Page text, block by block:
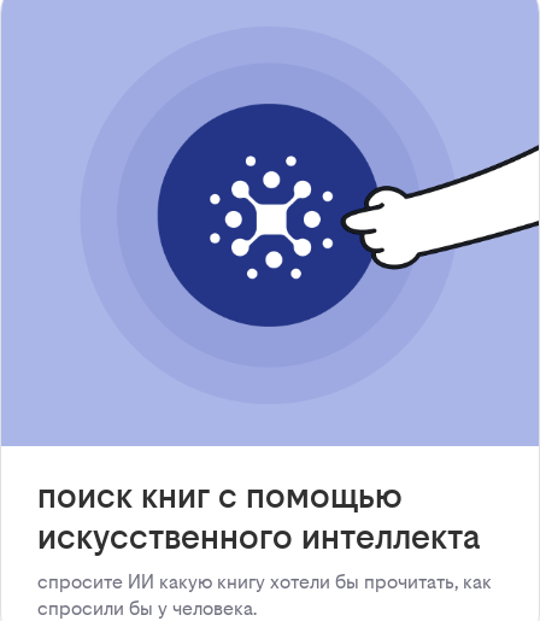
поиск книг с помощью
искусственного интеллекта
спросите ИИ какую книгу хотели бы прочитать, как
спросили бы у человека.